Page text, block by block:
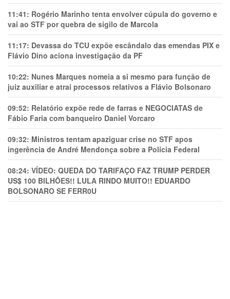
11:41: Rogério Marinho tenta envolver cúpula do governo e
vai ao STF por quebra de sigilo de Marcola
11:17: Devassa do TCU expõe escândalo das emendas PIX e
Flávio Dino aciona investigação da PF
10:22: Nunes Marques nomeia a si mesmo para função de
juiz auxiliar e atrai processos relativos a Flávio Bolsonaro
09:52: Relatório expõe rede de farras e NEGOCIATAS de
Fábio Faria com banqueiro Daniel Vorcaro
09:32: Ministros tentam apaziguar crise no STF apos
ingerência de André Mendonça sobre a Polícia Federal
08:24: VÍDEO: QUEDA DO TARIFAÇO FAZ TRUMP PERDER
US$ 100 BILHÕES!! LULA RINDO MUITO!! EDUARDO
BOLSONARO SE FERR0U